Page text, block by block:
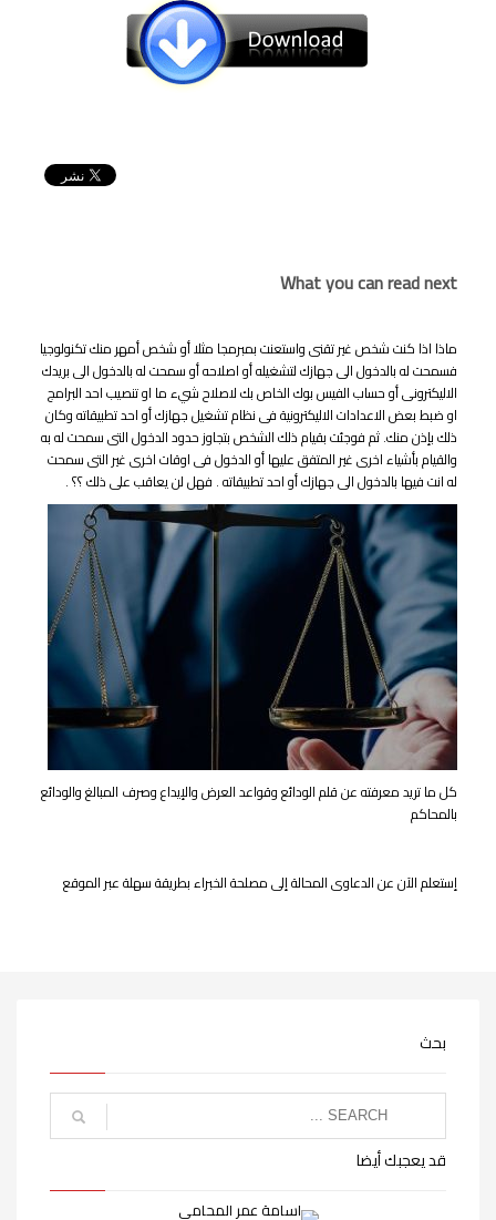
What you can read next
ماذا اذا كنت شخص غير تقنى واستعنت بمبرمجا مثلا أو شخص أمهر منك تكنولوجيا
فسمحت له بالدخول الى جهازك لتشغيله أو اصلاحه أو سمحت له بالدخول الى بريدك
الاليكترونى أو حساب الفيس بوك الخاص بك لاصلاح شيء ما او تنصيب احد البرامج
او ضبط بعض الاعدادات الاليكترونية فى نظام تشغيل جهازك أو احد تطبيقاته وكان
ذلك بإذن منك. ثم فوجئت بقيام ذلك الشخص بتجاوز حدود الدخول التى سمحت له به
والقيام بأشياء اخرى غير المتفق عليها أو الدخول فى اوقات اخرى غير التى سمحت
له انت فيها بالدخول الى جهازك أو احد تطبيقاته . فهل لن يعاقب على ذلك ؟؟ .
كل ما تريد معرفته عن قلم الودائع وقواعد العرض والإيداع وصرف المبالغ والودائع
بالمحاكم
إستعلم الآن عن الدعاوى المحالة إلى مصلحة الخبراء بطريقة سهلة عبر الموقع
بحث
قد يعجبك أيضا